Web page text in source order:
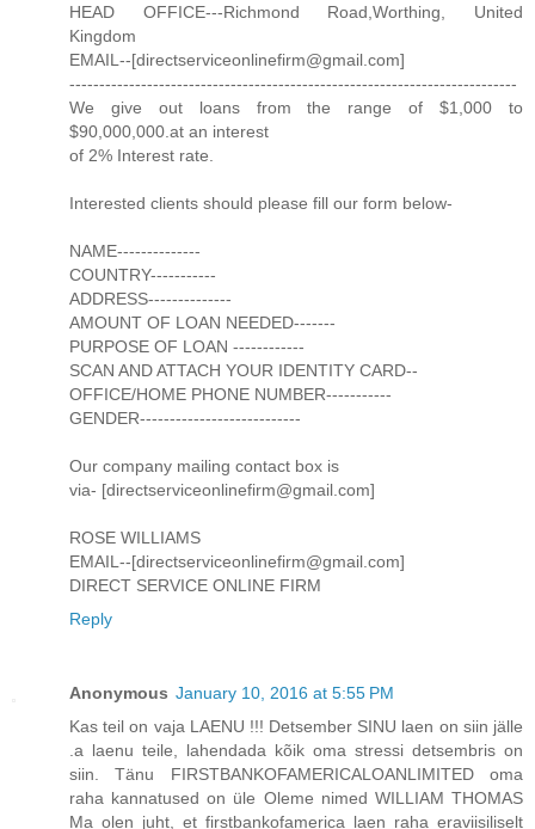
HEAD OFFICE---Richmond Road,Worthing, United
Kingdom
EMAIL--[directserviceonlinefirm@gmail.com]
---------------------------------------------------------------------------
We give out loans from the range of $1,000 to
$90,000,000.at an interest
of 2% Interest rate.
Interested clients should please fill our form below-
NAME--------------
COUNTRY-----------
ADDRESS--------------
AMOUNT OF LOAN NEEDED-------
PURPOSE OF LOAN ------------
SCAN AND ATTACH YOUR IDENTITY CARD--
OFFICE/HOME PHONE NUMBER-----------
GENDER---------------------------
Our company mailing contact box is
via- [directserviceonlinefirm@gmail.com]
ROSE WILLIAMS
EMAIL--[directserviceonlinefirm@gmail.com]
DIRECT SERVICE ONLINE FIRM
Reply
Anonymous January 10, 2016 at 5:55 PM
Kas teil on vaja LAENU !!! Detsember SINU laen on siin jälle
.a laenu teile, lahendada kõik oma stressi detsembris on
siin. Tänu FIRSTBANKOFAMERICALOANLIMITED oma
raha kannatused on üle Oleme nimed WILLIAM THOMAS
Ma olen juht, et firstbankofamerica laen raha eraviisiliselt